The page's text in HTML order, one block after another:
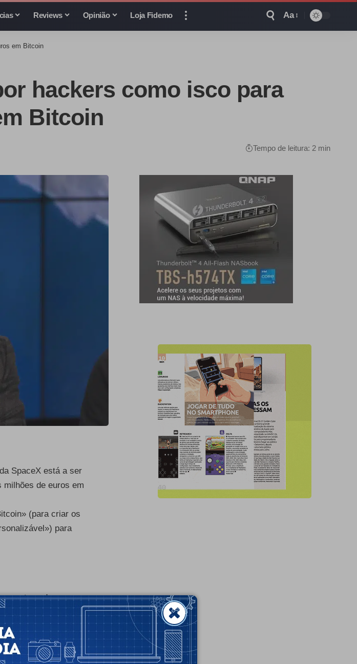
Reviews Opinião Loja Fidemo Aa
em Bitcoin
hackers como isco para
Bitcoin
Tempo de leitura: 2 min
SpaceX está a ser
milhões de euros em
(para criar os
para
este endereço,
esse valor como
do YouTube com
pareçam ligadas a